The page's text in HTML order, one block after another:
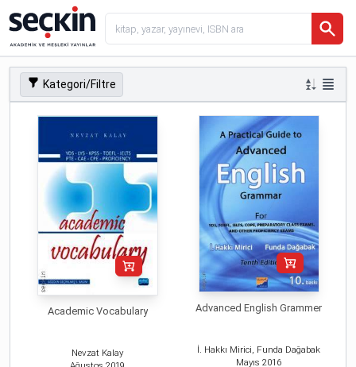
Kategori/Filtre
Academic Vocabulary
Nevzat Kalay
Advanced English Grammer
İ. Hakkı Mirici, Funda Dağabak
Mayıs 2016